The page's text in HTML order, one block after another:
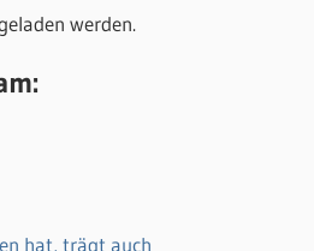
werden.